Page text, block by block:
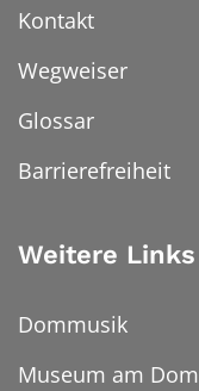
Kontakt
Wegweiser
Glossar
Barrierefreiheit
Weitere Links
Dommusik
Museum am Dom